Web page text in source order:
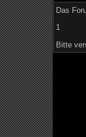
Das
1
Bitte